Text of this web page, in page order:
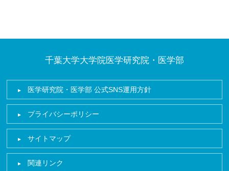
千葉大学大学院医学研究院・医学部
医学研究院・医学部 公式SNS運用方針
プライバシーポリシー
サイトマップ
関連リンク